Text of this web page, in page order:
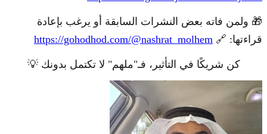
🎁 ولمن فاته بعض النشرات السابقة أو يرغب بإعادة
قراءتها: 🔗 https://gohodhod.com/@nashrat_molhem
كن شريكًا في التأثير، فـ"ملهم" لا تكتمل بدونك 💡